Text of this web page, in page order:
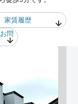
家賃履歴
問